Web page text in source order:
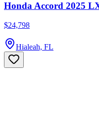
Honda Accord 2025
$24,798
Hialeah, FL